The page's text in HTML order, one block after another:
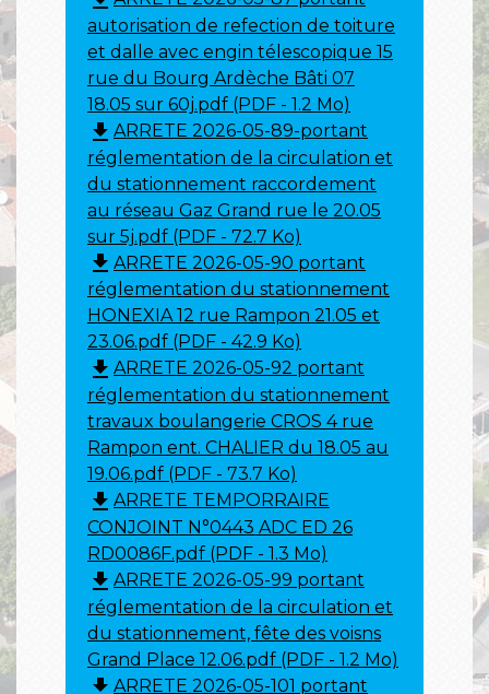
autorisation de refection de toiture
et dalle avec engin télescopique 15
rue du Bourg Ardèche Bâti 07
18.05 sur 60j.pdf (PDF - 1.2 Mo)
file_download ARRETE 2026-05-89-portant
réglementation de la circulation et
du stationnement raccordement
au réseau Gaz Grand rue le 20.05
sur 5j.pdf (PDF - 72.7 Ko)
file_download ARRETE 2026-05-90 portant
réglementation du stationnement
HONEXIA 12 rue Rampon 21.05 et
23.06.pdf (PDF - 42.9 Ko)
file_download ARRETE 2026-05-92 portant
réglementation du stationnement
travaux boulangerie CROS 4 rue
Rampon ent. CHALIER du 18.05 au
19.06.pdf (PDF - 73.7 Ko)
file_download ARRETE TEMPORRAIRE
CONJOINT N°0443 ADC ED 26
RD0086F.pdf (PDF - 1.3 Mo)
file_download ARRETE 2026-05-99 portant
réglementation de la circulation et
du stationnement, fête des voisns
Grand Place 12.06.pdf (PDF - 1.2 Mo)
file_download ARRETE 2026-05-101 portant